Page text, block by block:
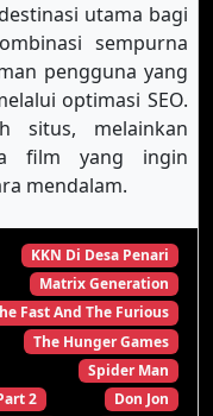
utama bagi
sempurna
pengguna yang
optimasi SEO.
situs, melainkan
film yang ingin
mendalam.
KKN Di Desa Penari
Matrix Generation
Fast And The Furious
The Hunger Games
Spider Man
2
Don Jon